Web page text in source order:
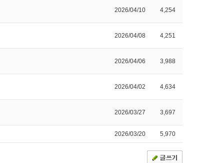
2026/04/10 4,254
2026/04/08 4,251
2026/04/06 3,988
2026/04/02 4,634
2026/03/27 3,697
2026/03/20 5,970